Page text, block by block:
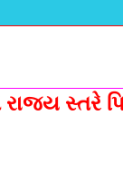
રાજ્ય સ્તરે